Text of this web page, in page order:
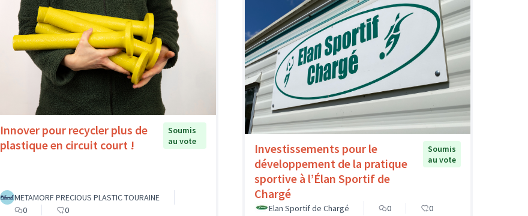
Innover pour recycler plus de
plastique en circuit court !
Soumis
au vote
METAMORF PRECIOUS PLASTIC TOURAINE
0
0
Investissements pour le
développement de la pratique
sportive à l’Élan Sportif de
Chargé
Soumis
au vote
Elan Sportif de Chargé 0 0